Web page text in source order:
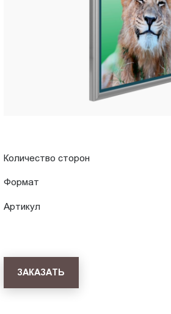
Количество сторон
Формат
Артикул
ЗАКАЗАТЬ